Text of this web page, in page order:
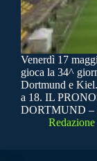
Venerdì 17
gioca la 34^
Dortmund e
a 18. IL
DORTMUND